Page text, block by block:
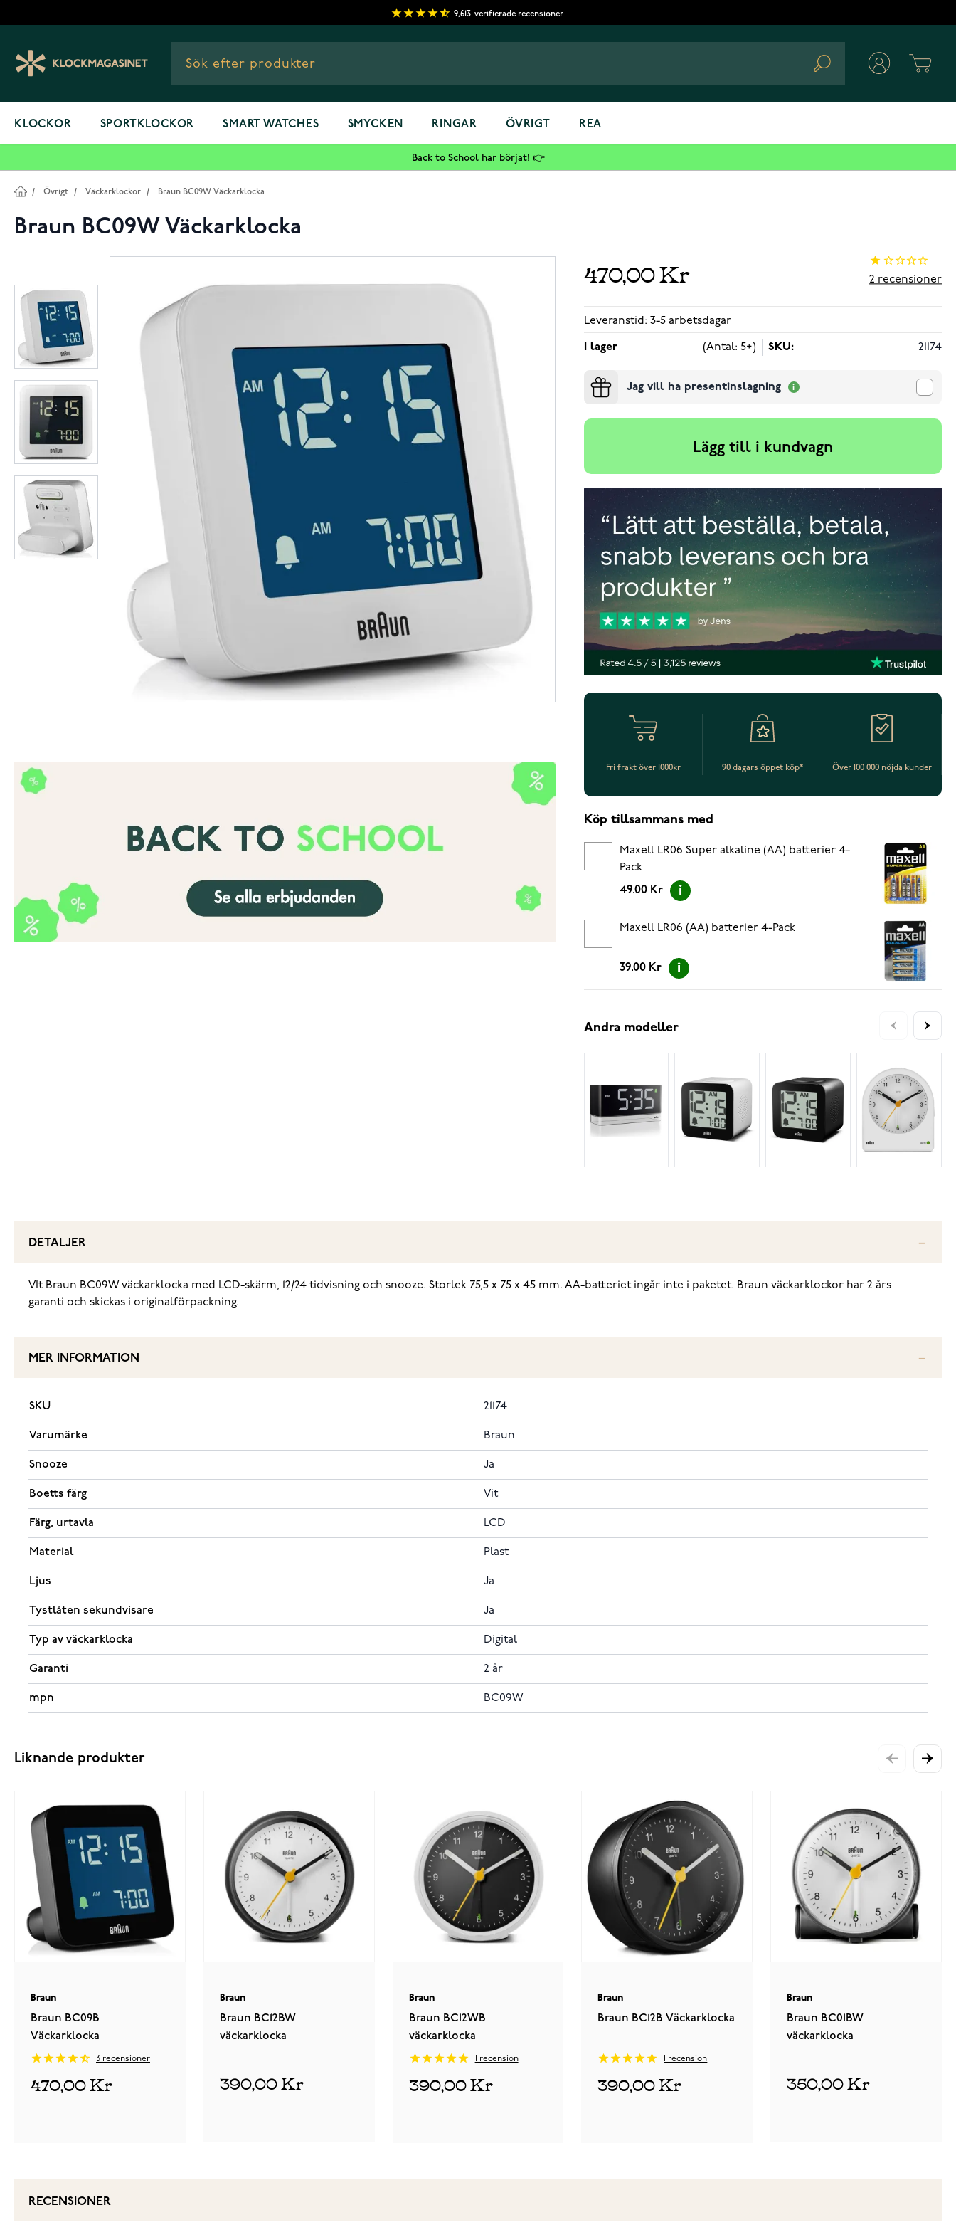
9,613 verifierade recensioner
Search
KLOCKOR SPORTKLOCKOR SMART WATCHES SMYCKEN RINGAR ÖVRIGT REA
Back to School har börjat! 👉
/ Övrigt / Väckarklockor / Braun BC09W Väckarklocka
Braun BC09W Väckarklocka
470,00 Kr 2 recensioner
Leveranstid: 3-5 arbetsdagar
I lager (Antal: 5+) SKU: 21174
Jag vill ha presentinslagning
Lägg till i kundvagn
Fri frakt över 1000kr 90 dagars öppet köp* Över 100 000 nöjda kunder
Köp tillsammans med
Maxell LR06 Super alkaline (AA) batterier 4-
Pack
49.00 Kr
Maxell LR06 (AA) batterier 4-Pack
39.00 Kr
Andra modeller
DETALJER
‌VIt Braun BC09W väckarklocka med LCD-skärm, 12/24 tidvisning och snooze. Storlek 75,5 x 75 x 45 mm. AA-batteriet ingår inte i paketet. Braun väckarklockor har 2 års
garanti och skickas i originalförpackning.
MER INFORMATION
SKU 21174
Varumärke Braun
Snooze Ja
Boetts färg Vit
Färg, urtavla LCD
Material Plast
Ljus Ja
Tystlåten sekundvisare Ja
Typ av väckarklocka Digital
Garanti 2 år
mpn BC09W
Liknande produkter
Braun
Braun BC09B
Väckarklocka
3 recensioner
470,00 Kr
Braun
Braun BC12BW
väckarklocka
390,00 Kr
Braun
Braun BC12WB
väckarklocka
recension
390,00 Kr
Braun
Braun BC12B Väckarklocka
recension
390,00 Kr
Braun
Braun BC01BW
väckarklocka
350,00 Kr
RECENSIONER